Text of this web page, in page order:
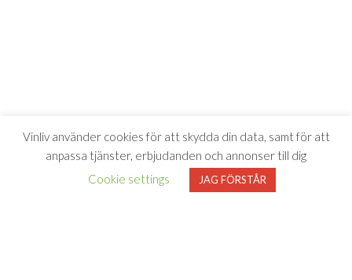
Vinliv använder cookies för att skydda din data, samt för att
anpassa tjänster, erbjudanden och annonser till dig
Cookie settings
JAG FÖRSTÅR